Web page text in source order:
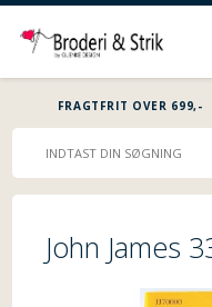
FRAGTFRIT OVER 699,-
John James